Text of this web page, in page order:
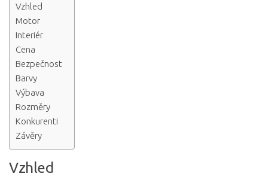
Vzhled
Motor
Interiér
Cena
Bezpečnost
Barvy
Výbava
Rozměry
Konkurenti
Závěry
Vzhled